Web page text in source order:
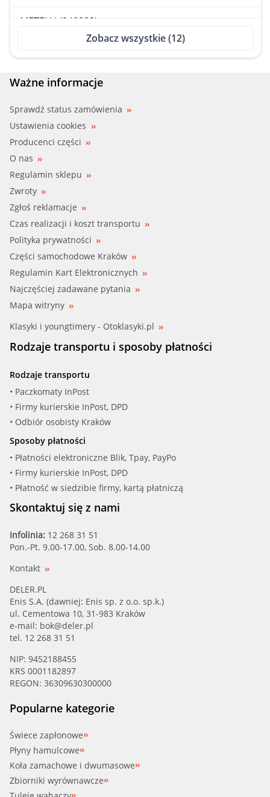
METELLI (240882)
NISSA (21010BX000)
QUINTON HA (QCP3579)
VALEO (506717)
Zobacz wszystkie (12)
Ważne informacje
Sprawdź status zamówienia
Ustawienia cookies
Producenci części
O nas
Regulamin sklepu
Zwroty
Zgłoś reklamacje
Czas realizacji i koszt transportu
Polityka prywatności
Części samochodowe Kraków
Regulamin Kart Elektronicznych
Najczęściej zadawane pytania
Mapa witryny
Klasyki i youngtimery - Otoklasyki.pl
Rodzaje transportu i sposoby płatności
Rodzaje transportu
• Paczkomaty InPost
• Firmy kurierskie InPost, DPD
• Odbiór osobisty Kraków
Sposoby płatności
• Płatności elektroniczne Blik, Tpay, PayPo
• Firmy kurierskie InPost, DPD
• Płatność w siedzibie firmy, kartą płatniczą
Skontaktuj się z nami
Infolinia: 12 268 31 51
Pon.-Pt. 9.00-17.00, Sob. 8.00-14.00
Kontakt
DELER.PL
Enis S.A. (dawniej: Enis sp. z o.o. sp.k.)
ul. Cementowa 10, 31-983 Kraków
e-mail: bok@deler.pl
tel. 12 268 31 51
NIP: 9452188455
KRS 0001182897
REGON: 36309630300000
Popularne kategorie
Świece zapłonowe
Płyny hamulcowe
Koła zamachowe i dwumasowe
Zbiorniki wyrównawcze